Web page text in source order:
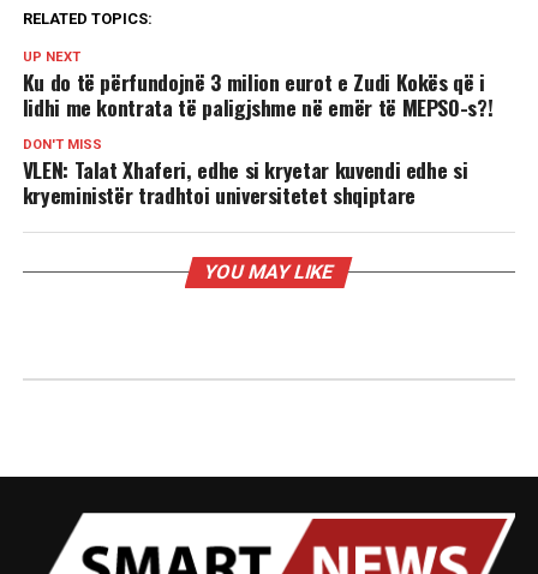
RELATED TOPICS:
UP NEXT
Ku do të përfundojnë 3 milion eurot e Zudi Kokës që i
lidhi me kontrata të paligjshme në emër të MEPSO-s?!
DON'T MISS
VLEN: Talat Xhaferi, edhe si kryetar kuvendi edhe si
kryeministër tradhtoi universitetet shqiptare
YOU MAY LIKE